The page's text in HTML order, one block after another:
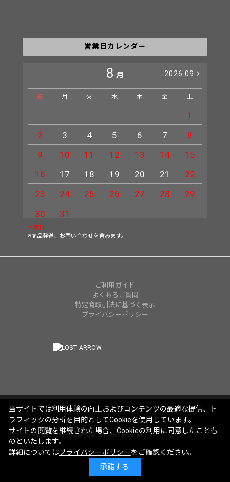
営業日カレンダー
8 月 2026.09
日 月 火 水 木 金 土
1
2
3 4 5 6 7
8
9
10 11 12 13 14
15
16
17 18 19 20 21
22
23
24 25 26 27 28
29
30
31
休業日
※商品発送、お問い合わせを含みます。
ご利用ガイド
よくあるご質問
特定商取引法に基づく表示
プライバシーポリシー
© Copyright 2025 Lost Arrow,Inc. All rights reserved.
当サイトでは利用体験の向上およびコンテンツの最適な提供、ト
ラフィックの分析を目的としてCookieを使用しています。
サイトの閲覧を継続された場合、Cookieの利用に同意したことも
のといたします。
詳細についてはプライバシーポリシーをご確認ください。
承諾する